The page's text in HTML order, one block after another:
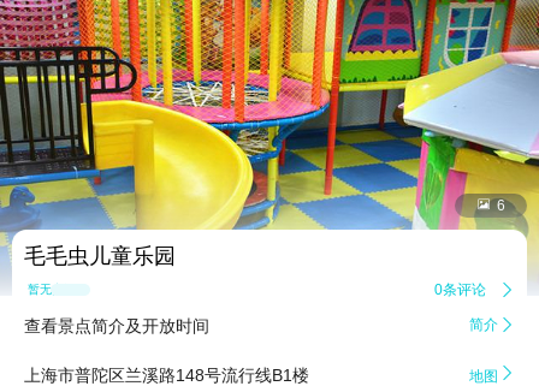
 6
毛毛虫儿童乐园
暂无点评 0条评论 
查看景点简介及开放时间 简介 
上海市普陀区兰溪路148号流行线B1楼 地图 
